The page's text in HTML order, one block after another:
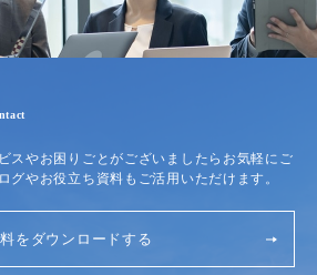
スやお困りごとがございましたらお気軽にご
グやお役立ち資料もご活用いただけます。
をダウンロードする